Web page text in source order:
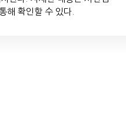
통해 확인할 수 있다.